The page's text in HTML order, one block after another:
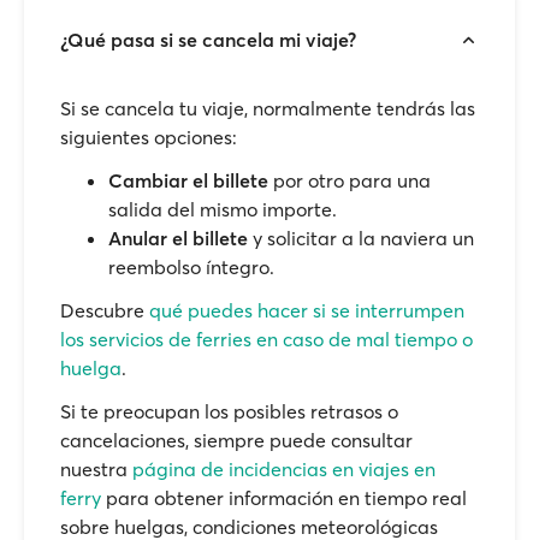
¿Qué pasa si se cancela mi viaje?
Si se cancela tu viaje, normalmente tendrás las
siguientes opciones:
Cambiar el billete por otro para una
salida del mismo importe.
Anular el billete y solicitar a la naviera un
reembolso íntegro.
Descubre qué puedes hacer si se interrumpen
los servicios de ferries en caso de mal tiempo o
huelga.
Si te preocupan los posibles retrasos o
cancelaciones, siempre puede consultar
nuestra página de incidencias en viajes en
ferry para obtener información en tiempo real
sobre huelgas, condiciones meteorológicas